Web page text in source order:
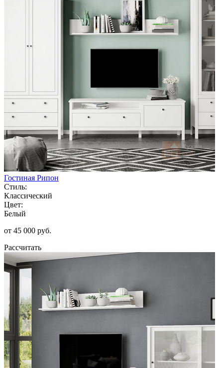
Гостиная Рипон
Стиль:
Классический
Цвет:
Белый
от 45 000 руб.
Рассчитать